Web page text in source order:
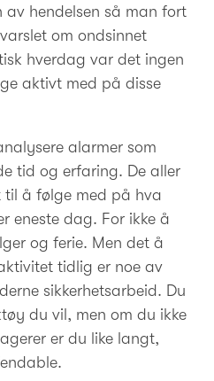
av hendelsen så man fort
om ondsinnet
hverdag var det ingen
aktivt med på disse
alarmer som
tid og erfaring. De aller
å følge med på hva
eneste dag. For ikke å
og ferie. Men det å
tidlig er noe av
sikkerhetsarbeid. Du
du vil, men om du ikke
er du like langt,